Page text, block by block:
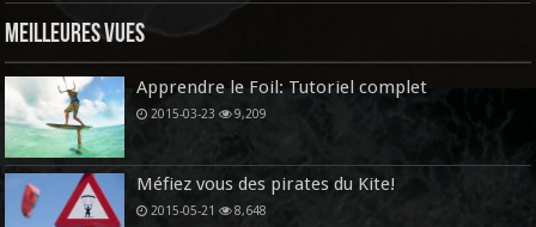
Meilleures vues
Apprendre le Foil: Tutoriel complet
2015-03-23 9,209
Méfiez vous des pirates du Kite!
2015-05-21 8,648